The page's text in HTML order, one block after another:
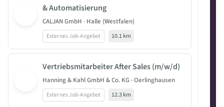
& Automatisierung
CALJAN GmbH · Halle (Westfalen)
Externes Job-Angebot 10.1 km
Vertriebsmitarbeiter After Sales (m/w/d)
Hanning & Kahl GmbH & Co. KG · Oerlinghausen
Externes Job-Angebot 12.3 km